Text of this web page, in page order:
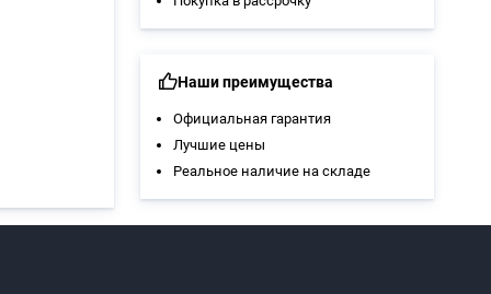
Наши преимущества
Официальная гарантия
Лучшие цены
Реальное наличие на складе